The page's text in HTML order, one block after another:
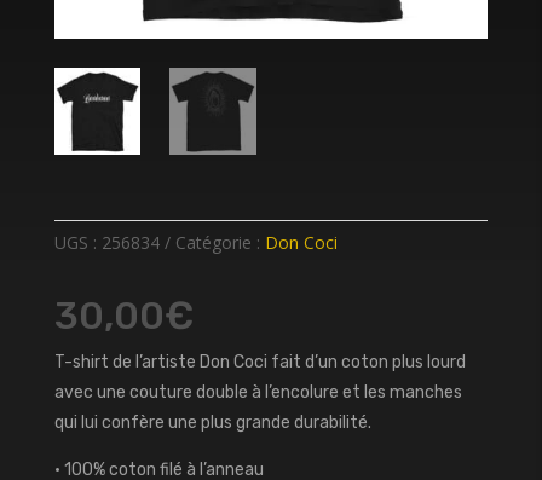
UGS : 256834 Catégorie : Don Coci
30,00€
T-shirt de l’artiste Don Coci fait d’un coton plus lourd
avec une couture double à l’encolure et les manches
qui lui confère une plus grande durabilité.
• 100% coton filé à l’anneau